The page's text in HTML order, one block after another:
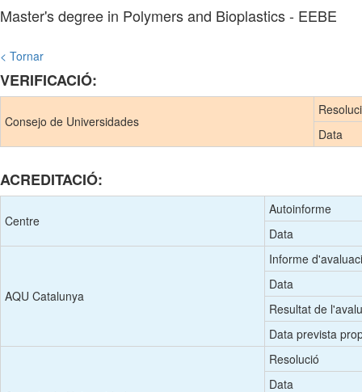
Master's degree in Polymers and Bioplastics - EEBE
< Tornar
VERIFICACIÓ:
Consejo de Universidades
Data
ACREDITACIÓ:
Centre
Autoinforme
Data
AQU Catalunya
Informe
Data
Resultat de
Data prevista
Resolució
Data